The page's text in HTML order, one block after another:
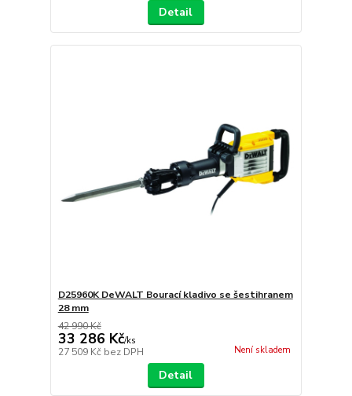
Detail
D25960K DeWALT Bourací kladivo se šestihranem
28 mm
42 990 Kč
33 286 Kč/ks
27 509 Kč bez DPH Není skladem
Detail